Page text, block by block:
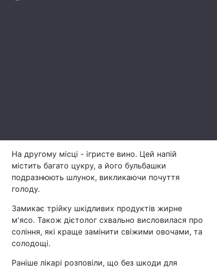
Тема оформлення
На другому місці - ігристе вино. Цей напій
містить багато цукру, а його бульбашки
подразнюють шлунок, викликаючи почуття
голоду.
Замикає трійку шкідливих продуктів жирне
м'ясо. Також дієтолог схвально висловилася про
соління, які краще замінити свіжими овочами, та
солодощі.
Раніше лікарі розповіли, що без шкоди для